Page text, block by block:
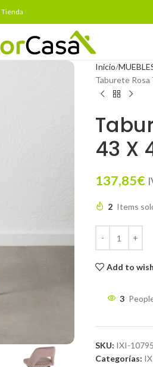
Tienda
Inicio
Taburete Rosa
43 X
137,85€
2 Items
Add to
3
SKU: IXI-
Categorías: